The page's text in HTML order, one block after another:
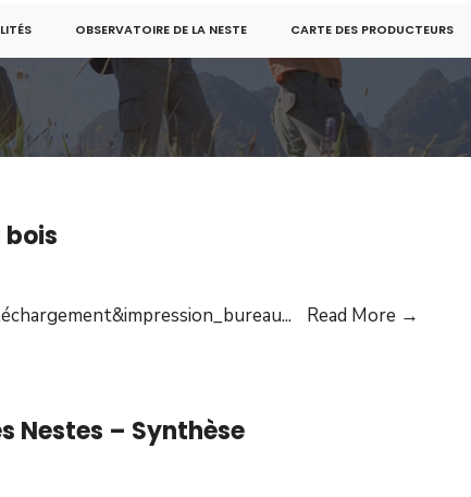
OBSERVATOIRE DE LA NESTE CARTE DES PRODUCTEURS
... Read More →
Nestes – Synthèse